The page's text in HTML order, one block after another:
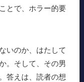
とで、ホラー的要
いのか、はたして
。そして、その男
答えは、読者の想